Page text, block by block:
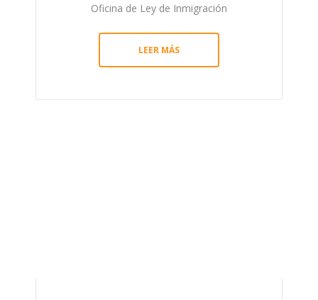
Oficina de Ley de Inmigración
LEER MÁS